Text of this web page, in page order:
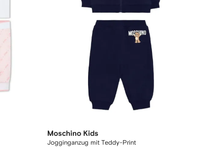
Moschino Kids
Jogginganzug mit Teddy-Print